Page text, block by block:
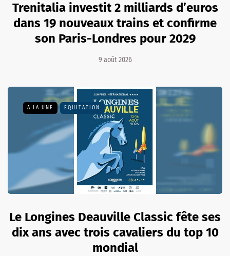
Trenitalia investit 2 milliards d’euros
dans 19 nouveaux trains et confirme
son Paris-Londres pour 2029
9 août 2026
A LA UNE EQUITATION
Le Longines Deauville Classic fête ses
dix ans avec trois cavaliers du top 10
mondial